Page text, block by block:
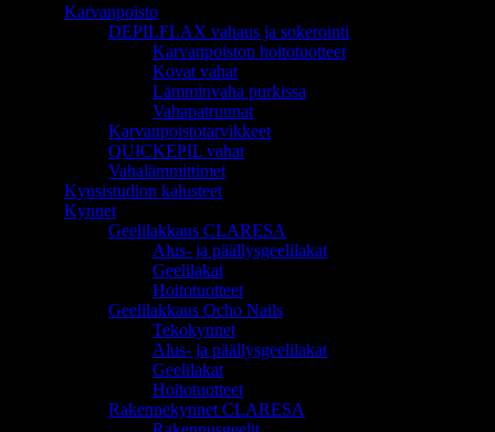
Karvanpoisto
DEPILFLAX vahaus ja sokerointi
Karvanpoiston hoitotuotteet
Kovat vahat
Lämminvaha purkissa
Vahapatruunat
Karvanpoistotarvikkeet
QUICKEPIL vahat
Vahalämmittimet
Kynsistudion kalusteet
Kynnet
Geelilakkaus CLARESA
Alus- ja päällysgeelilakat
Geelilakat
Hoitotuotteet
Geelilakkaus Ocho Nails
Tekokynnet
Alus- ja päällysgeelilakat
Geelilakat
Hoitotuotteet
Rakennekynnet CLARESA